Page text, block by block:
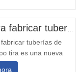
a
tuberías de
tira es una nueva
de alta velocidad